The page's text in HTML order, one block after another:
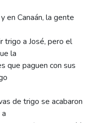
en Canaán, la gente
trigo a José, pero el
la
que paguen con sus
de trigo se acabaron